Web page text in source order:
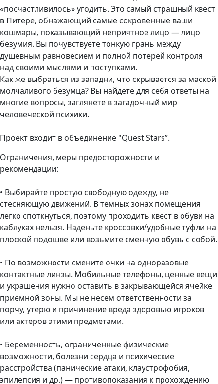
«посчастливилось» угодить. Это самый страшный квест
в Питере, обнажающий самые сокровенные ваши
кошмары, показывающий неприятное лицо — лицо
безумия. Вы почувствуете тонкую грань между
душевным равновесием и полной потерей контроля
над своими мыслями и поступками.
Как же выбраться из западни, что скрывается за маской
молчаливого безумца? Вы найдете для себя ответы на
многие вопросы, заглянете в загадочный мир
человеческой психики.
Проект входит в объединение "Quest Stars”.
Ограничения, меры предосторожности и
рекомендации:
• Выбирайте простую свободную одежду, не
стесняющую движений. В темных зонах помещения
легко споткнуться, поэтому проходить квест в обуви на
каблуках нельзя. Наденьте кроссовки/удобные туфли на
плоской подошве или возьмите сменную обувь с собой.
• По возможности смените очки на одноразовые
контактные линзы. Мобильные телефоны, ценные вещи
и украшения нужно оставить в закрывающейся ячейке
приемной зоны. Мы не несем ответственности за
порчу, утерю и причинение вреда здоровью игроков
или актеров этими предметами.
• Беременность, ограниченные физические
возможности, болезни сердца и психические
расстройства (панические атаки, клаустрофобия,
эпилепсия и др.) — противопоказания к прохождению